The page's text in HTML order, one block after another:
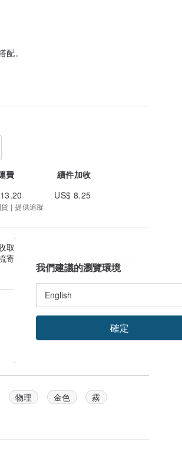
。
費
續件加收
US$ 8.25
| 提供追蹤
的金額為準。
送天數估算。實際到貨日可能因付
物理 金色
霧
我們建議的瀏覽環境
確定